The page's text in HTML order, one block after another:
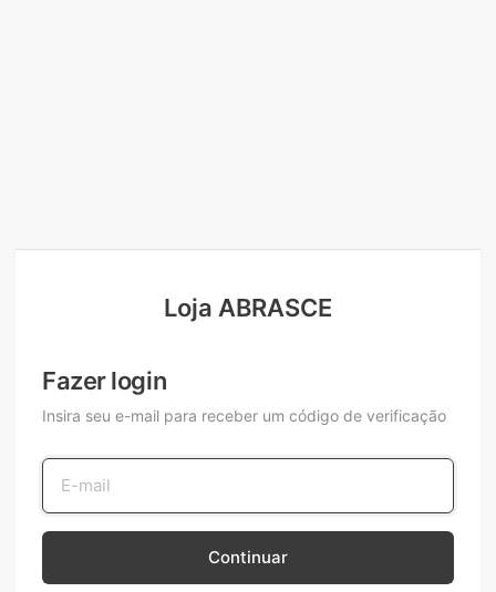
Loja ABRASCE
Fazer login
Insira seu e-mail para receber um código de verificação
Continuar